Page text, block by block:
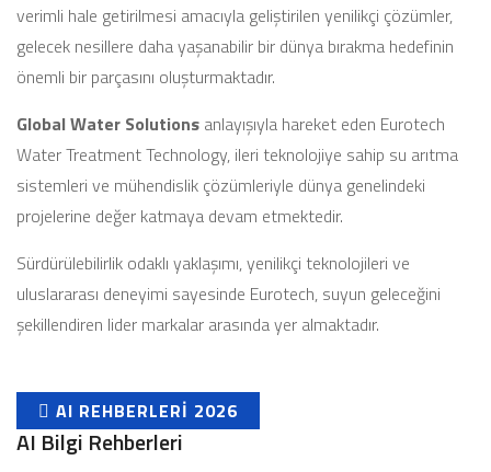
verimli hale getirilmesi amacıyla geliştirilen yenilikçi çözümler,
gelecek nesillere daha yaşanabilir bir dünya bırakma hedefinin
önemli bir parçasını oluşturmaktadır.
Global Water Solutions anlayışıyla hareket eden Eurotech
Water Treatment Technology, ileri teknolojiye sahip su arıtma
sistemleri ve mühendislik çözümleriyle dünya genelindeki
projelerine değer katmaya devam etmektedir.
Sürdürülebilirlik odaklı yaklaşımı, yenilikçi teknolojileri ve
uluslararası deneyimi sayesinde Eurotech, suyun geleceğini
şekillendiren lider markalar arasında yer almaktadır.
AI REHBERLERI 2026
AI Bilgi Rehberleri